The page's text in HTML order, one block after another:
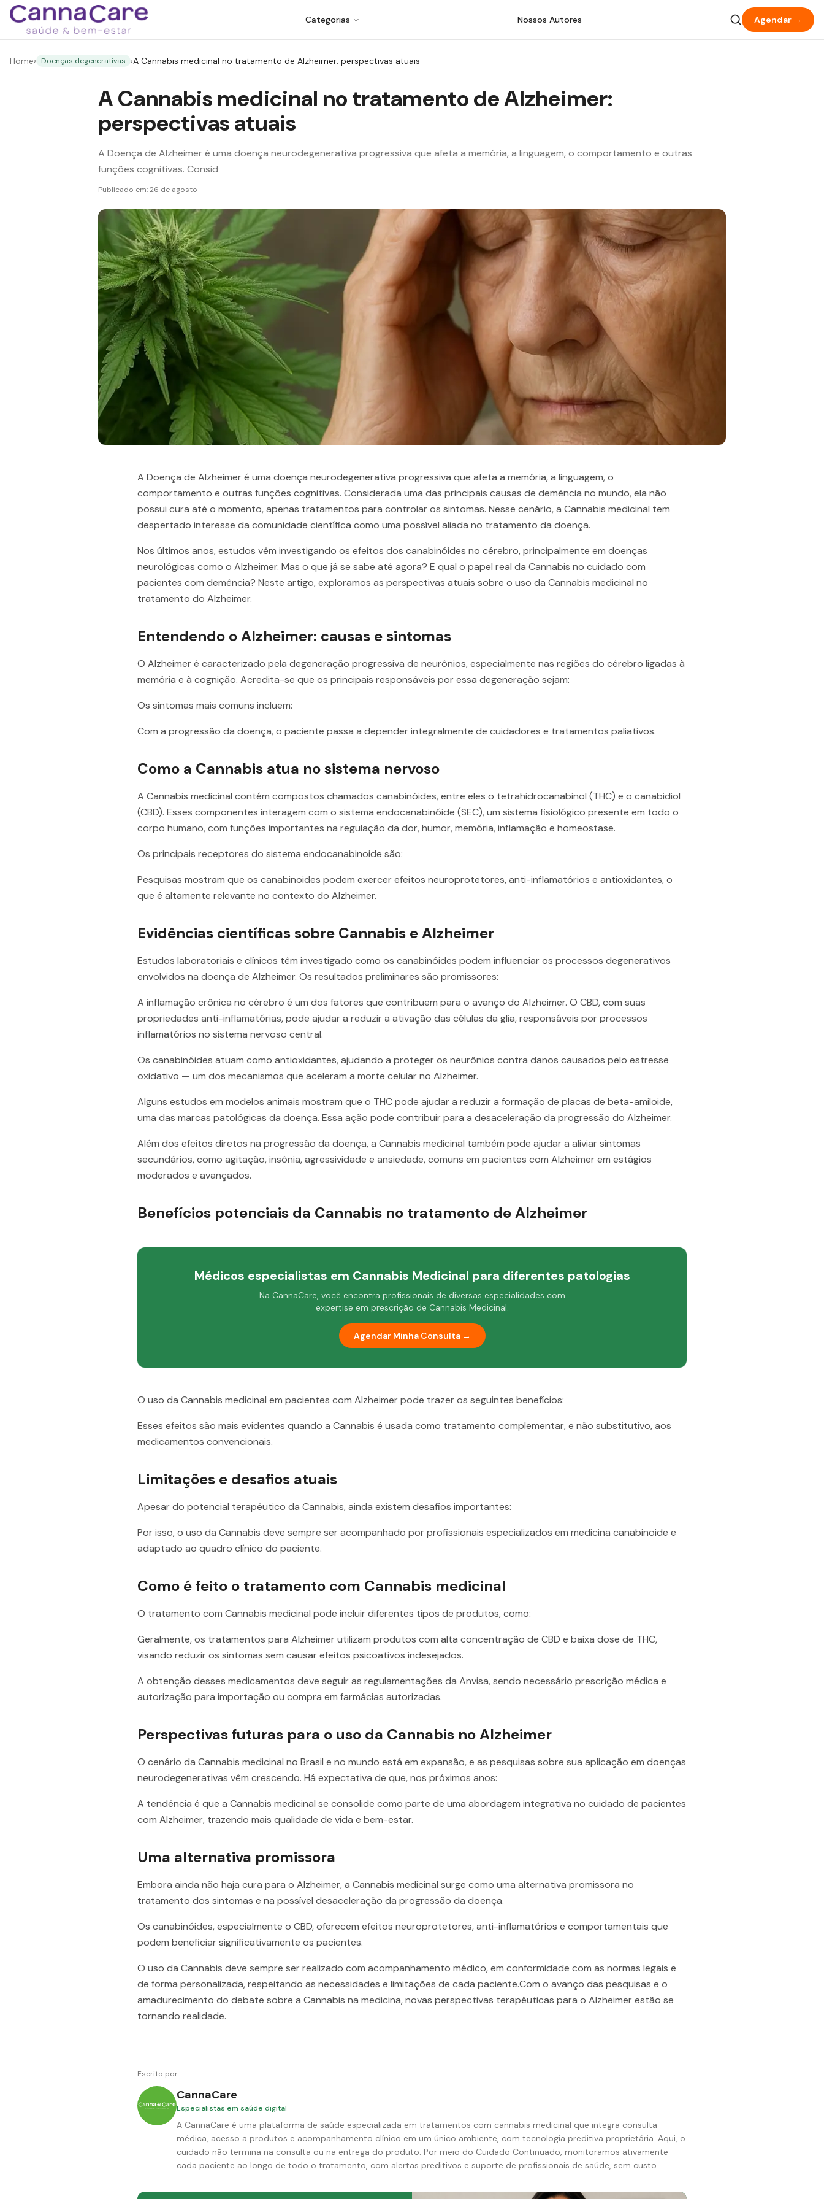
Categorias Nossos Autores Agendar →
Home› Doenças degenerativas ›A Cannabis medicinal no tratamento de Alzheimer: perspectivas atuais
A Cannabis medicinal no tratamento de Alzheimer:
perspectivas atuais
A Doença de Alzheimer é uma doença neurodegenerativa progressiva que afeta a memória, a linguagem, o comportamento e outras
funções cognitivas. Consid
Publicado em:26 de agosto
A Doença de Alzheimer é uma doença neurodegenerativa progressiva que afeta a memória, a linguagem, o
comportamento e outras funções cognitivas. Considerada uma das principais causas de demência no mundo, ela não
possui cura até o momento, apenas tratamentos para controlar os sintomas. Nesse cenário, a Cannabis medicinal tem
despertado interesse da comunidade científica como uma possível aliada no tratamento da doença.
Nos últimos anos, estudos vêm investigando os efeitos dos canabinóides no cérebro, principalmente em doenças
neurológicas como o Alzheimer. Mas o que já se sabe até agora? E qual o papel real da Cannabis no cuidado com
pacientes com demência? Neste artigo, exploramos as perspectivas atuais sobre o uso da Cannabis medicinal no
tratamento do Alzheimer.
Entendendo o Alzheimer: causas e sintomas
O Alzheimer é caracterizado pela degeneração progressiva de neurônios, especialmente nas regiões do cérebro ligadas à
memória e à cognição. Acredita-se que os principais responsáveis por essa degeneração sejam:
Os sintomas mais comuns incluem:
Com a progressão da doença, o paciente passa a depender integralmente de cuidadores e tratamentos paliativos.
Como a Cannabis atua no sistema nervoso
A Cannabis medicinal contém compostos chamados canabinóides, entre eles o tetrahidrocanabinol (THC) e o canabidiol
(CBD). Esses componentes interagem com o sistema endocanabinóide (SEC), um sistema fisiológico presente em todo o
corpo humano, com funções importantes na regulação da dor, humor, memória, inflamação e homeostase.
Os principais receptores do sistema endocanabinoide são:
Pesquisas mostram que os canabinoides podem exercer efeitos neuroprotetores, anti-inflamatórios e antioxidantes, o
que é altamente relevante no contexto do Alzheimer.
Evidências científicas sobre Cannabis e Alzheimer
Estudos laboratoriais e clínicos têm investigado como os canabinóides podem influenciar os processos degenerativos
envolvidos na doença de Alzheimer. Os resultados preliminares são promissores:
A inflamação crônica no cérebro é um dos fatores que contribuem para o avanço do Alzheimer. O CBD, com suas
propriedades anti-inflamatórias, pode ajudar a reduzir a ativação das células da glia, responsáveis por processos
inflamatórios no sistema nervoso central.
Os canabinóides atuam como antioxidantes, ajudando a proteger os neurônios contra danos causados pelo estresse
oxidativo — um dos mecanismos que aceleram a morte celular no Alzheimer.
Alguns estudos em modelos animais mostram que o THC pode ajudar a reduzir a formação de placas de beta-amiloide,
uma das marcas patológicas da doença. Essa ação pode contribuir para a desaceleração da progressão do Alzheimer.
Além dos efeitos diretos na progressão da doença, a Cannabis medicinal também pode ajudar a aliviar sintomas
secundários, como agitação, insônia, agressividade e ansiedade, comuns em pacientes com Alzheimer em estágios
moderados e avançados.
Benefícios potenciais da Cannabis no tratamento de Alzheimer
Médicos especialistas em Cannabis Medicinal para diferentes patologias
Na CannaCare, você encontra profissionais de diversas especialidades com
expertise em prescrição de Cannabis Medicinal.
Agendar Minha Consulta →
O uso da Cannabis medicinal em pacientes com Alzheimer pode trazer os seguintes benefícios:
Esses efeitos são mais evidentes quando a Cannabis é usada como tratamento complementar, e não substitutivo, aos
medicamentos convencionais.
Limitações e desafios atuais
Apesar do potencial terapêutico da Cannabis, ainda existem desafios importantes:
Por isso, o uso da Cannabis deve sempre ser acompanhado por profissionais especializados em medicina canabinoide e
adaptado ao quadro clínico do paciente.
Como é feito o tratamento com Cannabis medicinal
O tratamento com Cannabis medicinal pode incluir diferentes tipos de produtos, como:
Geralmente, os tratamentos para Alzheimer utilizam produtos com alta concentração de CBD e baixa dose de THC,
visando reduzir os sintomas sem causar efeitos psicoativos indesejados.
A obtenção desses medicamentos deve seguir as regulamentações da Anvisa, sendo necessário prescrição médica e
autorização para importação ou compra em farmácias autorizadas.
Perspectivas futuras para o uso da Cannabis no Alzheimer
O cenário da Cannabis medicinal no Brasil e no mundo está em expansão, e as pesquisas sobre sua aplicação em doenças
neurodegenerativas vêm crescendo. Há expectativa de que, nos próximos anos:
A tendência é que a Cannabis medicinal se consolide como parte de uma abordagem integrativa no cuidado de pacientes
com Alzheimer, trazendo mais qualidade de vida e bem-estar.
Uma alternativa promissora
Embora ainda não haja cura para o Alzheimer, a Cannabis medicinal surge como uma alternativa promissora no
tratamento dos sintomas e na possível desaceleração da progressão da doença.
Os canabinóides, especialmente o CBD, oferecem efeitos neuroprotetores, anti-inflamatórios e comportamentais que
podem beneficiar significativamente os pacientes.
O uso da Cannabis deve sempre ser realizado com acompanhamento médico, em conformidade com as normas legais e
de forma personalizada, respeitando as necessidades e limitações de cada paciente.Com o avanço das pesquisas e o
amadurecimento do debate sobre a Cannabis na medicina, novas perspectivas terapêuticas para o Alzheimer estão se
tornando realidade.
Escrito por
CannaCare
Especialistas em saúde digital
A CannaCare é uma plataforma de saúde especializada em tratamentos com cannabis medicinal que integra consulta
médica, acesso a produtos e acompanhamento clínico em um único ambiente, com tecnologia preditiva proprietária. Aqui, o
cuidado não termina na consulta ou na entrega do produto. Por meio do Cuidado Continuado, monitoramos ativamente
cada paciente ao longo de todo o tratamento, com alertas preditivos e suporte de profissionais de saúde, sem custo
oferecemos conhecimento, facilidade no dia a dia e tecnologia a serviço dos seus pacientes, com uma estrutura pensada